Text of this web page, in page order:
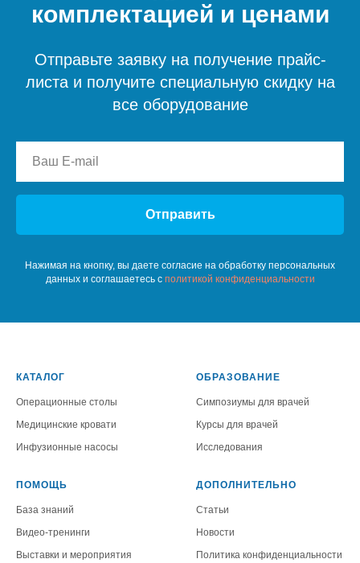
комплектацией и ценами
Отправьте заявку на получение прайс-
листа и получите специальную скидку на
все оборудование
Отправить
Нажимая на кнопку, вы даете согласие на обработку персональных
данных и соглашаетесь c политикой конфиденциальности
КАТАЛОГ
Операционные столы
Медицинские кровати
Инфузионные насосы
ОБРАЗОВАНИЕ
Симпозиумы для врачей
Курсы для врачей
Исследования
ПОМОЩЬ
База знаний
Видео-тренинги
Выставки и мероприятия
ДОПОЛНИТЕЛЬНО
Статьи
Новости
Политика конфиденциальности